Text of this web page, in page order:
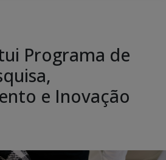
Programa de
e Inovação